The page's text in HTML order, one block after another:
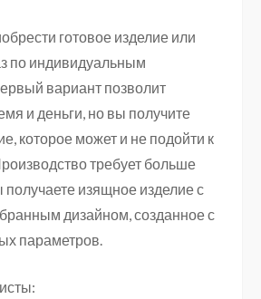
готовое изделие или
по индивидуальным
вариант позволит
и деньги, но вы получите
которое может и не подойти к
требует больше
изящное изделие с
дизайном, созданное с
параметров.